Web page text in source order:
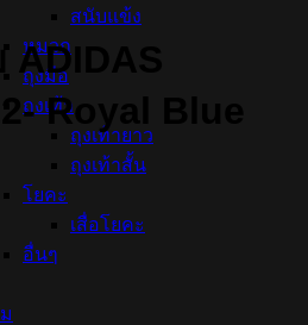
สนับแข้ง
หมวก
ถุงมือ
ถุงเท้า
ถุงเท้ายาว
ถุงเท้าสั้น
โยคะ
เสื่อโยคะ
อื่นๆ
ADIDAS
Royal Blue